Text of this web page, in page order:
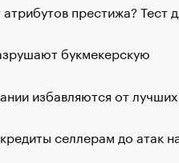
престижа? Тест
букмекерскую
избавляются от лучших
селлерам до атак